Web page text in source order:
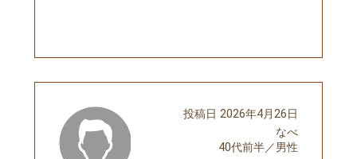
なべ
40代前半／男性
投稿日2026年4月26日